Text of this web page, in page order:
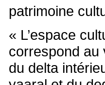
patrimoine
« L’espace
correspond au
du delta